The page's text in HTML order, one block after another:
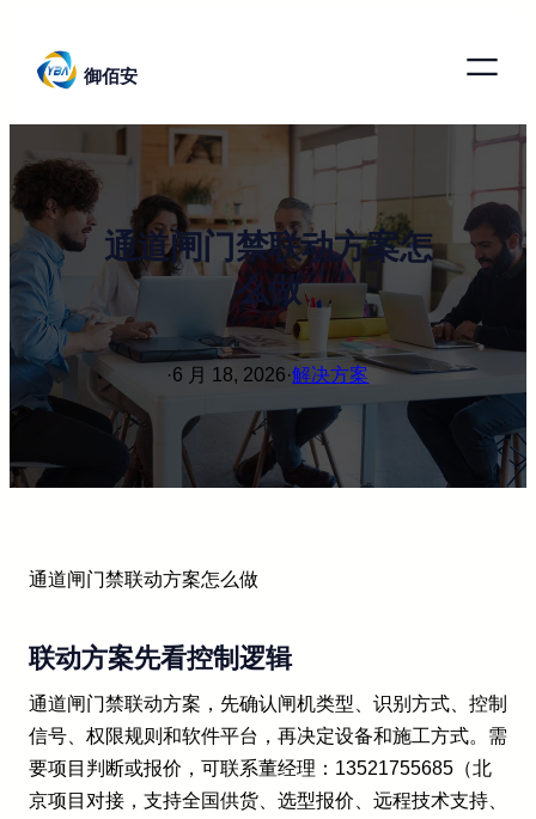
御佰安
通道闸门禁联动方案怎
么做
·6 月 18, 2026·解决方案
通道闸门禁联动方案怎么做
联动方案先看控制逻辑
通道闸门禁联动方案，先确认闸机类型、识别方式、控制
信号、权限规则和软件平台，再决定设备和施工方式。需
要项目判断或报价，可联系董经理：13521755685（北
京项目对接，支持全国供货、选型报价、远程技术支持、